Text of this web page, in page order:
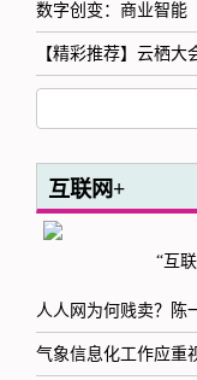
数字创变：商业智能
【精彩推荐】云栖大
互联网+
“互
人人网为何贱卖？陈
气象信息化工作应重